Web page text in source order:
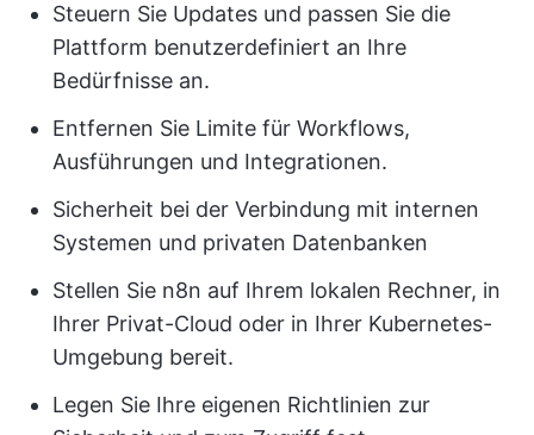
Steuern Sie Updates und passen Sie die
Plattform benutzerdefiniert an Ihre
Bedürfnisse an.
Entfernen Sie Limite für Workflows,
Ausführungen und Integrationen.
Sicherheit bei der Verbindung mit internen
Systemen und privaten Datenbanken
Stellen Sie n8n auf Ihrem lokalen Rechner, in
Ihrer Privat-Cloud oder in Ihrer Kubernetes-
Umgebung bereit.
Legen Sie Ihre eigenen Richtlinien zur